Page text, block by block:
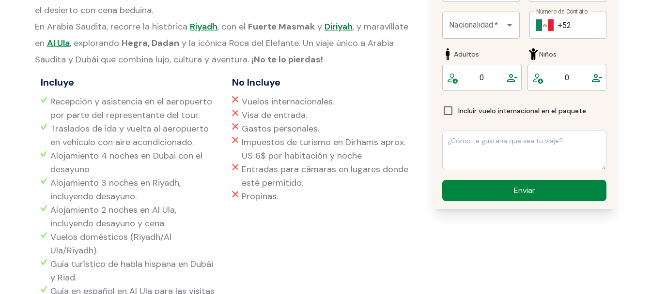
el desierto con cena beduina.
En Arabia Saudita, recorre la histórica Riyadh, con el Fuerte Masmak y Diriyah, y maravíllate
en Al Ula, explorando Hegra, Dadan y la icónica Roca del Elefante. Un viaje único a Arabia
Saudita y Dubái que combina lujo, cultura y aventura. ¡No te lo pierdas!
Incluye
Recepción y asistencia en el aeropuerto
por parte del representante del tour.
Traslados de ida y vuelta al aeropuerto
en vehículo con aire acondicionado.
Alojamiento 4 noches en Dubai con el
desayuno
Alojamiento 3 noches en Riyadh,
incluyendo desayuno.
Alojamiento 2 noches en Al Ula,
incluyendo desayuno y cena.
Vuelos domésticos (Riyadh/Al
Ula/Riyadh).
Guía turístico de habla hispana en Dubái
y Riad.
Guía en español en Al Ula para las visitas
No Incluye
Vuelos internacionales.
Visa de entrada.
Gastos personales.
Impuestos de turismo en Dirhams aprox.
US 6$ por habitación y noche
Entradas para cámaras en lugares donde
esté permitido.
Propinas.
Nacionalidad *
Número de Contato
Adultos Niños
Incluir vuelo internacional en el paquete
Enviar